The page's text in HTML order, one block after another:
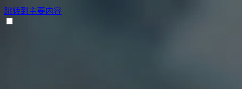
跳转到主要内容